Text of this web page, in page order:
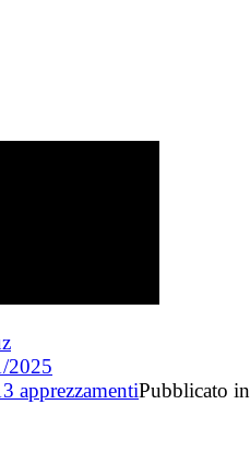
2025
apprezzamentiPubblicato in